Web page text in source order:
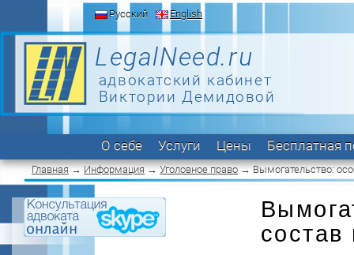
LegalNeed.ru
адвокатский кабинет
Виктории Демидовой
Русский English
О себе Услуги Цены Бесплатная
Главная→Информация→Уголовное право→ Вымогательство:
состав